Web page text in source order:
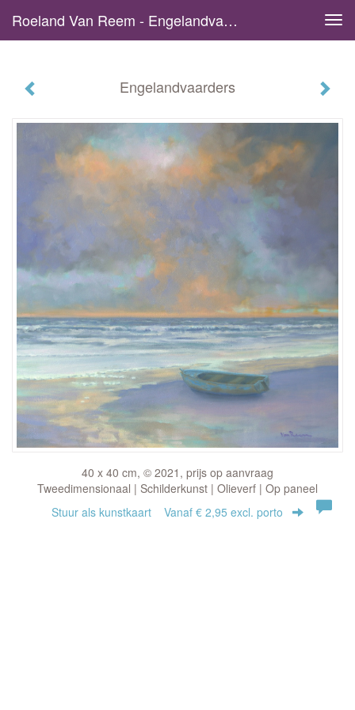
Roeland Van Reem - Engelandvaarders
Engelandvaarders
40 x 40 cm, © 2021, prijs op aanvraag
Tweedimensionaal | Schilderkunst | Olieverf | Op paneel
Stuur als kunstkaart Vanaf € 2,95 excl. porto